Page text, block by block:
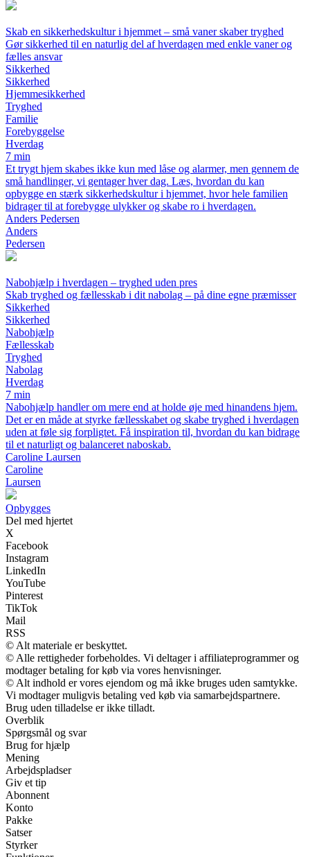
Skab en sikkerhedskultur i hjemmet – små vaner skaber tryghed
Gør sikkerhed til en naturlig del af hverdagen med enkle vaner og
fælles ansvar
Sikkerhed
Sikkerhed
Hjemmesikkerhed
Tryghed
Familie
Forebyggelse
Hverdag
7 min
Et trygt hjem skabes ikke kun med låse og alarmer, men gennem de
små handlinger, vi gentager hver dag. Læs, hvordan du kan
opbygge en stærk sikkerhedskultur i hjemmet, hvor hele familien
bidrager til at forebygge ulykker og skabe ro i hverdagen.
Anders Pedersen
Anders
Pedersen
Nabohjælp i hverdagen – tryghed uden pres
Skab tryghed og fællesskab i dit nabolag – på dine egne præmisser
Sikkerhed
Sikkerhed
Nabohjælp
Fællesskab
Tryghed
Nabolag
Hverdag
7 min
Nabohjælp handler om mere end at holde øje med hinandens hjem.
Det er en måde at styrke fællesskabet og skabe tryghed i hverdagen
uden at føle sig forpligtet. Få inspiration til, hvordan du kan bidrage
til et naturligt og balanceret naboskab.
Caroline Laursen
Caroline
Laursen
Opbygges
Del med hjertet
X
Facebook
Instagram
LinkedIn
YouTube
Pinterest
TikTok
Mail
RSS
© Alt materiale er beskyttet.
© Alle rettigheder forbeholdes. Vi deltager i affiliateprogrammer og
modtager betaling for køb via vores henvisninger.
© Alt indhold er vores ejendom og må ikke bruges uden samtykke.
Vi modtager muligvis betaling ved køb via samarbejdspartnere.
Brug uden tilladelse er ikke tilladt.
Overblik
Spørgsmål og svar
Brug for hjælp
Mening
Arbejdspladser
Giv et tip
Abonnent
Konto
Pakke
Satser
Styrker